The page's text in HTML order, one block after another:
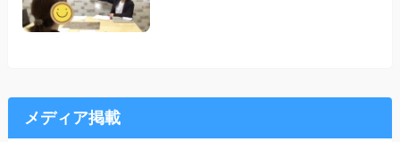
メディア掲載